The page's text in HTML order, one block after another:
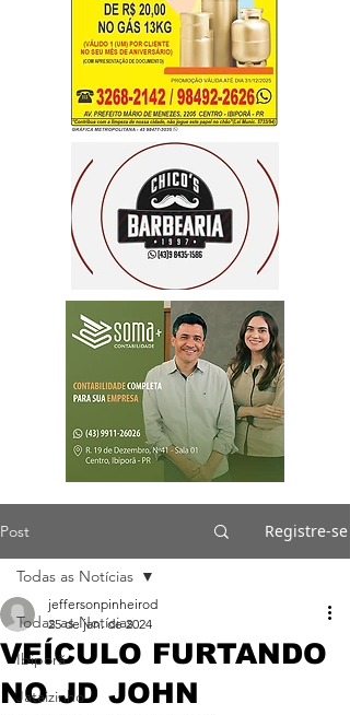
Post Registre-se
Todas as Notícias
Ibiporã
Jataizinho
Todas as Notícias
VEÍCULO FURTANDO
NO JD JOHN
jeffersonpinheirod
25 de jan. de 2024